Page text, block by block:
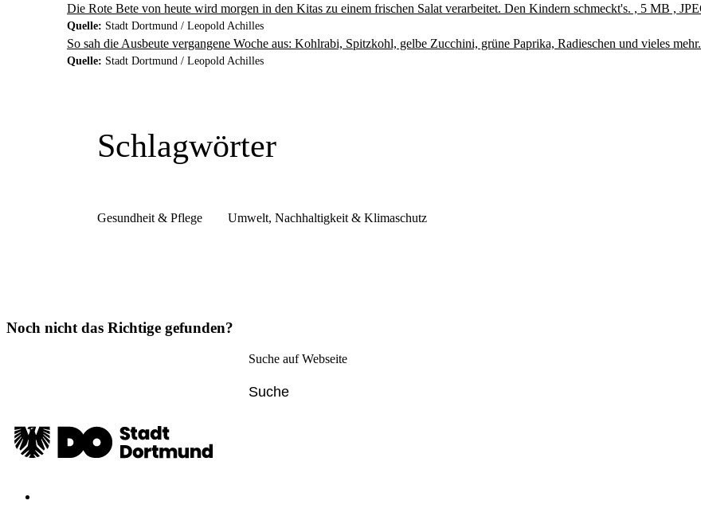
Die Rote Bete von heute wird morgen in den Kitas zu einem frischen Salat verarbeitet. Den Kindern schmeckt's. , 5 MB ,
Quelle: Stadt Dortmund / Leopold Achilles
So sah die Ausbeute vergangene Woche aus: Kohlrabi, Spitzkohl, gelbe Zucchini, grüne Paprika, Radieschen und vieles
Quelle: Stadt Dortmund / Leopold Achilles
Schlagwörter
Gesundheit & Pflege Umwelt, Nachhaltigkeit & Klimaschutz
Noch nicht das Richtige gefunden?
Suche auf Webseite